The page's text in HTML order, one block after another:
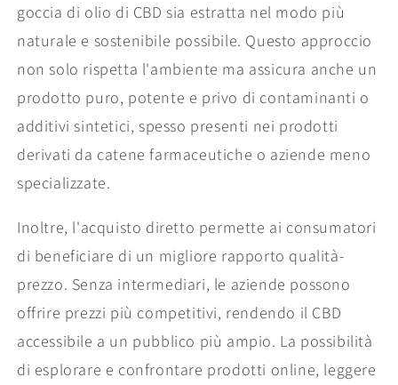
goccia di olio di CBD sia estratta nel modo più
naturale e sostenibile possibile. Questo approccio
non solo rispetta l'ambiente ma assicura anche un
prodotto puro, potente e privo di contaminanti o
additivi sintetici, spesso presenti nei prodotti
derivati da catene farmaceutiche o aziende meno
specializzate.
Inoltre, l'acquisto diretto permette ai consumatori
di beneficiare di un migliore rapporto qualità-
prezzo. Senza intermediari, le aziende possono
offrire prezzi più competitivi, rendendo il CBD
accessibile a un pubblico più ampio. La possibilità
di esplorare e confrontare prodotti online, leggere